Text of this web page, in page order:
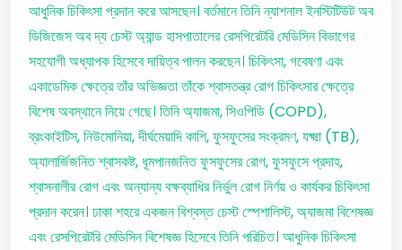
আধুনিক চিকিৎসা প্রদান করে আসছেন। বর্তমানে তিনি ন্যাশনাল ইনস্টিটিউট অব
ডিজিজেস অব দ্য চেস্ট অ্যান্ড হাসপাতালের রেসপিরেটরি মেডিসিন বিভাগের
সহযোগী অধ্যাপক হিসেবে দায়িত্ব পালন করছেন। চিকিৎসা, গবেষণা এবং
একাডেমিক ক্ষেত্রে তাঁর অভিজ্ঞতা তাঁকে শ্বাসতন্ত্র রোগ চিকিৎসার ক্ষেত্রে
বিশেষ অবস্থানে নিয়ে গেছে। তিনি অ্যাজমা, সিওপিডি (COPD),
ব্রংকাইটিস, নিউমোনিয়া, দীর্ঘমেয়াদি কাশি, ফুসফুসের সংক্রমণ, যক্ষ্মা (TB),
অ্যালার্জিজনিত শ্বাসকষ্ট, ধূমপানজনিত ফুসফুসের রোগ, ফুসফুসে প্রদাহ,
শ্বাসনালীর রোগ এবং অন্যান্য বক্ষব্যাধির নির্ভুল রোগ নির্ণয় ও কার্যকর চিকিৎসা
প্রদান করেন। ঢাকা শহরে একজন বিশ্বস্ত চেস্ট স্পেশালিস্ট, অ্যাজমা বিশেষজ্ঞ
এবং রেসপিরেটরি মেডিসিন বিশেষজ্ঞ হিসেবে তিনি পরিচিত। আধুনিক চিকিৎসা